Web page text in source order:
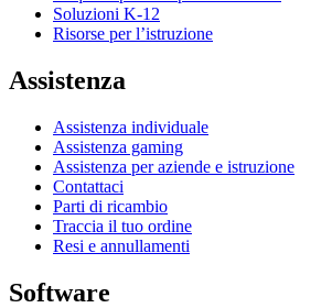
Soluzioni K-12
Risorse per l’istruzione
Assistenza
Assistenza individuale
Assistenza gaming
Assistenza per aziende e istruzione
Contattaci
Parti di ricambio
Traccia il tuo ordine
Resi e annullamenti
Software